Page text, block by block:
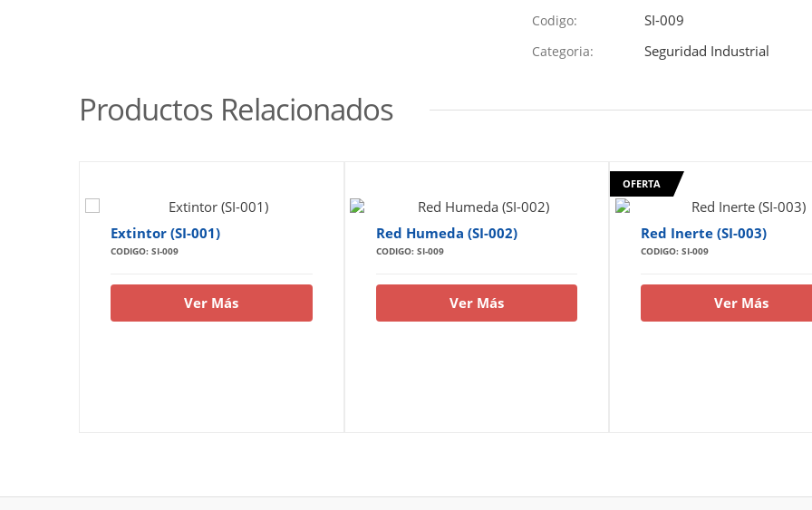
Codigo: SI-009
Categoria: Seguridad Industrial
Productos Relacionados
Extintor (SI-001)
CODIGO: SI-009
Ver Más
Red Humeda (SI-002)
CODIGO: SI-009
Ver Más
OFERTA
Red Inerte (SI-003)
CODIGO: SI-009
Ver Más